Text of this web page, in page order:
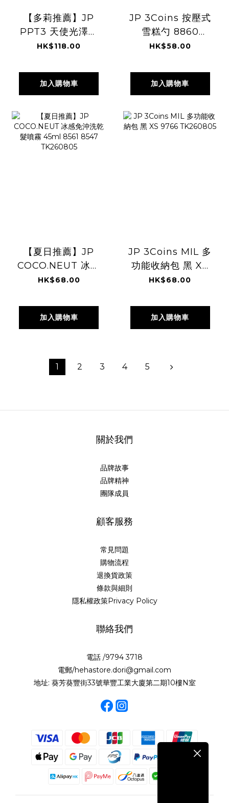
【多莉推薦】JP
PPT3 天使光澤免
沖洗頭髮精華噴霧
TK260805
HK$118.00
加入購物車
JP 3Coins 按壓式
雪糕勺 8860
TK260805
HK$58.00
加入購物車
【夏日推薦】JP
COCO.NEUT 冰感
免沖洗乾髮噴霧
TK260805
HK$68.00
加入購物車
JP 3Coins MIL 多
功能收納包 黑 XS
9766 TK260805
HK$68.00
加入購物車
1 2 3 4 5
關於我們
品牌故事
品牌精神
團隊成員
顧客服務
常見問題
購物流程
退換貨政策
條款與細則
隱私權政策Privacy Policy
聯絡我們
電話 /9794 3718
電郵/hehastore.dori@gmail.com
地址: 葵芳葵豐街33號華豐工業大廈第二期10樓N室